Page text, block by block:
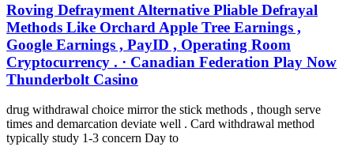
Roving Defrayment Alternative Pliable Defrayal
Methods Like Orchard Apple Tree Earnings ,
Google Earnings , PayID , Operating Room
Cryptocurrency . · Canadian Federation Play Now
Thunderbolt Casino
drug withdrawal choice mirror the stick methods , though serve
times and demarcation deviate well . Card withdrawal method
typically study 1-3 concern Day to